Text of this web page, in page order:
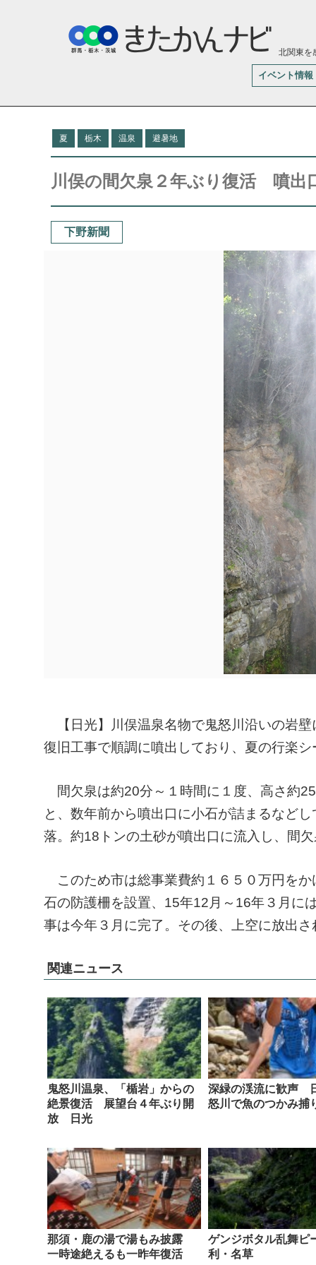
北関東を
イベント情報
夏 栃木 温泉 避暑地
川俣の間欠泉２年ぶり復活 噴
下野新聞
【日光】川俣温泉名物で鬼怒川沿いの岩
復旧工事で順調に噴出しており、夏の行楽
間欠泉は約20分～１時間に１度、高さ約
と、数年前から噴出口に小石が詰まるなど
落。約18トンの土砂が噴出口に流入し、間
このため市は総事業費約１６５０万円を
石の防護柵を設置、15年12月～16年３月に
事は今年３月に完了。その後、上空に放出
関連ニュース
鬼怒川温泉、「楯岩」からの
絶景復活 展望台４年ぶり開
放 日光
深緑の渓流に歓声
怒川で魚のつかみ捕
那須・鹿の湯で湯もみ披露
一時途絶えるも一昨年復活
ゲンジボタル乱舞
利・名草